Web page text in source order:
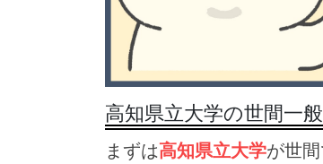
高知県立大学の世間一
まずは高知県立大学が世